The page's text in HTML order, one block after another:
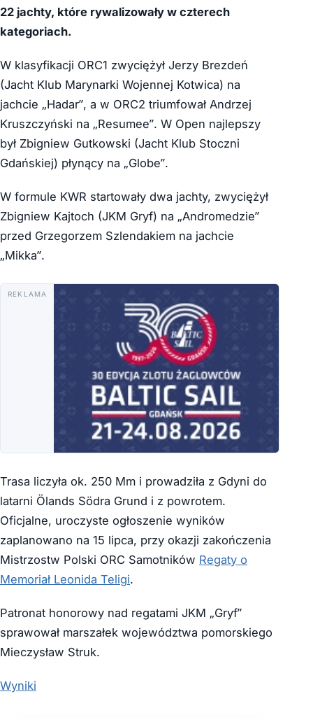
22 jachty, które rywalizowały w czterech
kategoriach.
W klasyfikacji ORC1 zwyciężył Jerzy Brezdeń
(Jacht Klub Marynarki Wojennej Kotwica) na
jachcie „Hadar”, a w ORC2 triumfował Andrzej
Kruszczyński na „Resumee”. W Open najlepszy
był Zbigniew Gutkowski (Jacht Klub Stoczni
Gdańskiej) płynący na „Globe”.
W formule KWR startowały dwa jachty, zwyciężył
Zbigniew Kajtoch (JKM Gryf) na „Andromedzie”
przed Grzegorzem Szlendakiem na jachcie
„Mikka”.
REKLAMA
Trasa liczyła ok. 250 Mm i prowadziła z Gdyni do
latarni Ölands Södra Grund i z powrotem.
Oficjalne, uroczyste ogłoszenie wyników
zaplanowano na 15 lipca, przy okazji zakończenia
Mistrzostw Polski ORC Samotników Regaty o
Memoriał Leonida Teligi.
Patronat honorowy nad regatami JKM „Gryf”
sprawował marszałek województwa pomorskiego
Mieczysław Struk.
Wyniki